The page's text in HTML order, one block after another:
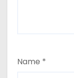
Name *